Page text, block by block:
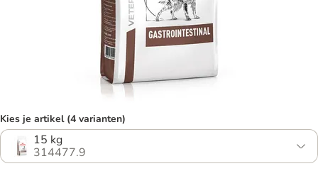
Kies je artikel (4 varianten)
15 kg
314477.9